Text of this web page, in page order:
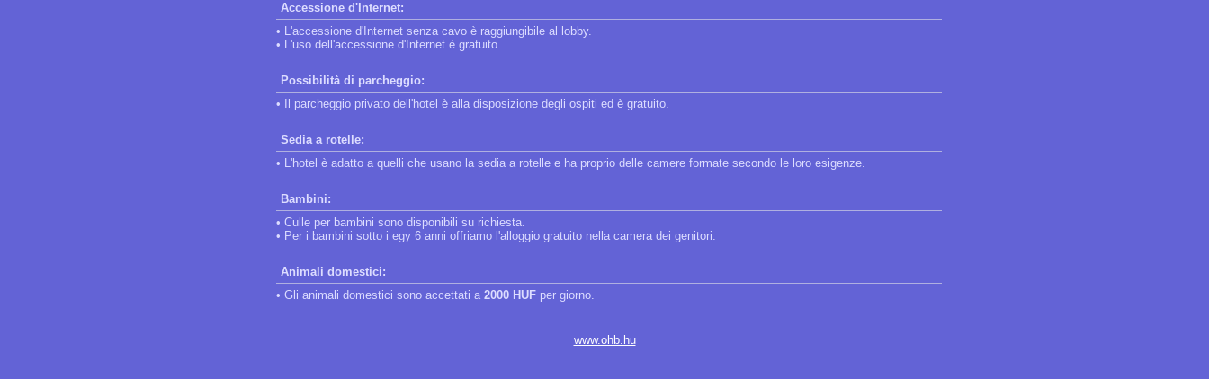
Accessione d'Internet:
• L'accessione d'Internet senza cavo è raggiungibile al lobby.
• L'uso dell'accessione d'Internet è gratuito.
Possibilità di parcheggio:
• Il parcheggio privato dell'hotel è alla disposizione degli ospiti ed è gratuito.
Sedia a rotelle:
• L'hotel è adatto a quelli che usano la sedia a rotelle e ha proprio delle camere formate secondo le loro esigenze.
Bambini:
• Culle per bambini sono disponibili su richiesta.
• Per i bambini sotto i egy 6 anni offriamo l'alloggio gratuito nella camera dei genitori.
Animali domestici:
• Gli animali domestici sono accettati a 2000 HUF per giorno.
www.ohb.hu